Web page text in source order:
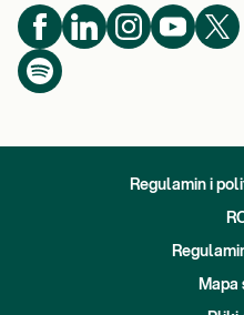
Regulamin i
Mapa